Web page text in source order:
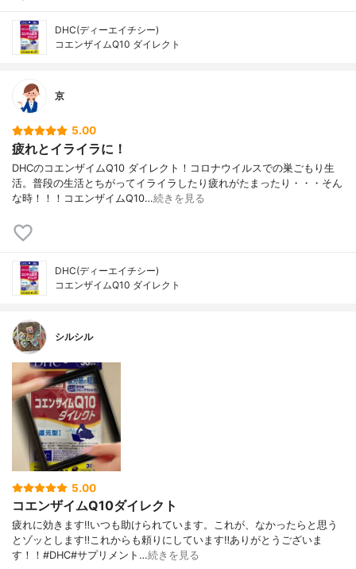
DHC(ディーエイチシー)
コエンザイムQ10 ダイレクト
京
5.00
疲れとイライラに！
DHCのコエンザイムQ10 ダイレクト！コロナウイルスでの巣ごもり生
活。普段の生活とちがってイライラしたり疲れがたまったり・・・そん
な時！！！コエンザイムQ10…続きを見る
DHC(ディーエイチシー)
コエンザイムQ10 ダイレクト
シルシル
5.00
コエンザイムQ10ダイレクト
疲れに効きます‼︎いつも助けられています。これが、なかったらと思う
とゾッとします‼︎これからも頼りにしています‼︎ありがとうございま
す！！#DHC#サプリメント…続きを見る